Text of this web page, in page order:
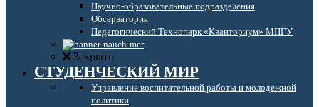
Научно-образовательные подразделения
Обсерватория
Педагогический Технопарк «Кванториум» МПГУ
Закрыть
СТУДЕНЧЕСКИЙ МИР
Управление воспитательной работы и молодежной
политики